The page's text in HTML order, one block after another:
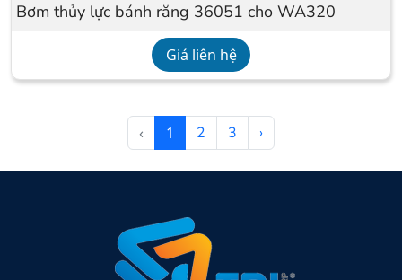
Bơm thủy lực bánh răng 36051 cho WA320
Giá liên hệ
‹ 1 2 3 ›